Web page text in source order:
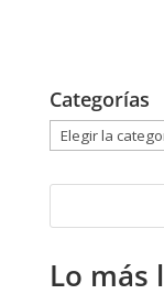
Categorías
Categorías
Lo más